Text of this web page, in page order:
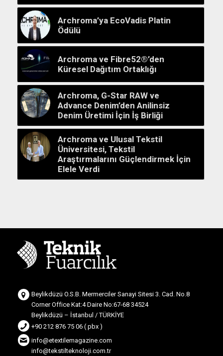
Archroma’ya EcoVadis Platin
Ödülü
Archroma ve Fibre52®’den
Küresel Dağıtım Ortaklığı
Archroma, G-Star RAW ve
Advance Denim’den Anilinsiz
Denim Üretimi İçin İş Birliği
Archroma ve Ulusal Tekstil
Üniversitesi, Tekstil
Araştırmalarını Güçlendirmek İçin
Elele Verdi
Beylikdüzü O.S.B. Mermerciler Sanayi Sitesi 3. Cad. No.8
Corner Office Kat:4 Daire No:67-68 34524
Beylikdüzü – İstanbul / TÜRKİYE
+90 212 876 75 06 ( pbx )
info@etextilemagazine.com
info@tekstilteknoloji.com.tr